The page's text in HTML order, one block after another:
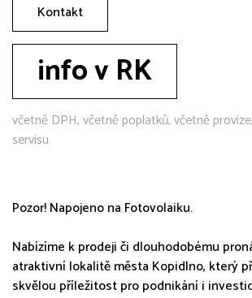
Kontakt
info v RK
včetně DPH, včetně poplatků, včetně
servisu
Pozor! Napojeno na Fotovolaiku.
Nabízíme k prodeji či dlouhodobému
atraktivní lokalitě města Kopidlno, který
skvělou příležitost pro podnikání i